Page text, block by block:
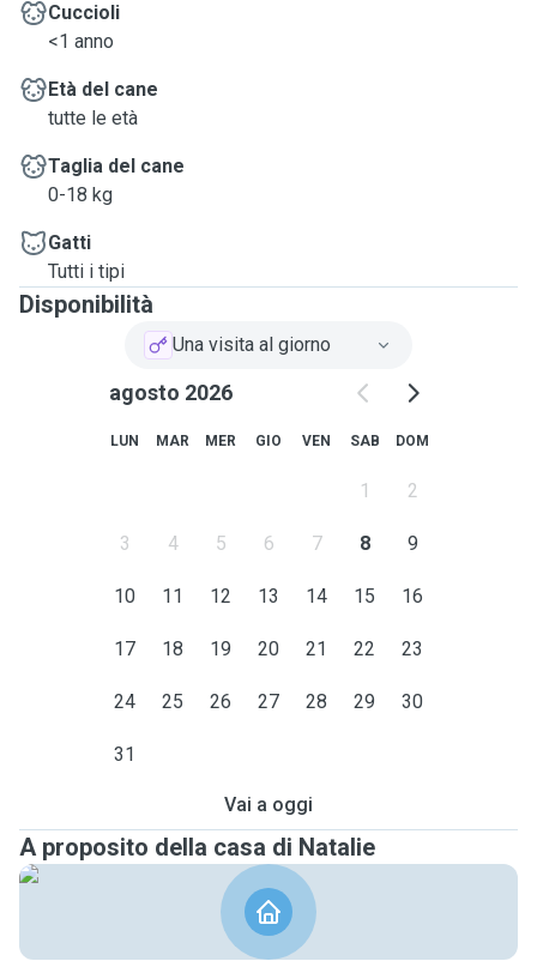
Cuccioli
<1 anno
Età del cane
tutte le età
Taglia del cane
0-18 kg
Gatti
Tutti i tipi
Disponibilità
Una visita al giorno
agosto 2026
LUN MAR MER GIO VEN SAB DOM
1 2
3 4 5 6 7 8 9
10 11 12 13 14 15 16
17 18 19 20 21 22 23
24 25 26 27 28 29 30
31
Vai a oggi
A proposito della casa di Natalie